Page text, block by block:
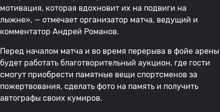
мотивация, которая вдохновит их на подвиги на
лыжне», — отмечает организатор матча, ведущий и
комментатор Андрей Романов.
Перед началом матча и во время перерыва в фойе арены
будет работать благотворительный аукцион, где гости
смогут приобрести памятные вещи спортсменов за
пожертвования, сделать фото на память и получить
автографы своих кумиров.